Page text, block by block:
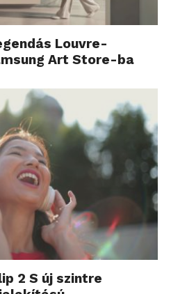
Louvre-
Art Store-ba
2 S új szintre